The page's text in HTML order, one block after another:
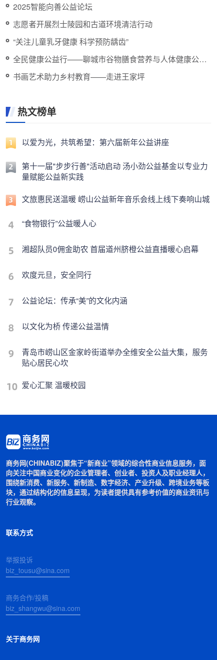
2025智能向善公益论坛
志愿者开展烈士陵园和古道环境清洁行动
“关注儿童乳牙健康 科学预防龋齿”
全民健康公益行——聊城市谷物膳食营养与人体健康公益
活动
书画艺术助力乡村教育——走进王家坪
热文榜单
以爱为光，共筑希望：第六届新年公益讲座
第十一届"步步行善"活动启动 汤小劲公益基金以专业力
量赋能公益新实践
文旅惠民送温暖 崂山公益新年音乐会线上线下奏响山城
“食物银行”公益暖人心
湘超队员0佣金助农 首届道州脐橙公益直播暖心启幕
欢度元旦，安全同行
公益论坛：传承“美”的文化内涵
以文化为桥 传递公益温情
青岛市崂山区金家岭街道举办全维安全公益大集，服务
贴心居民心坎
爱心汇聚 温暖校园
商务网(CHINABIZ)聚焦于“新商业”领域的综合性商业信息服务，面
向关注中国商业变化的企业管理者、创业者、投资人及职业经理人，
围绕新消费、新服务、新制造、数字经济、产业升级、跨境业务等板
块，通过结构化的信息呈现，为读者提供具有参考价值的商业资讯与
行业观察。
联系方式
举报投诉
biz_tousu@sina.com
商务合作/投稿
biz_shangwu@sina.com
关于商务网